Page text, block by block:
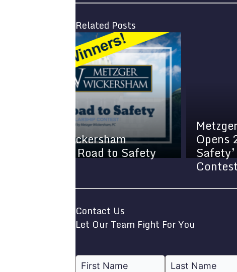
Related Posts
Road to Safety
Metzger Wickersham
Opens 2025 ‘Road To
Safety’ Scholarship
Contact Us
Let Our Team Fight For You